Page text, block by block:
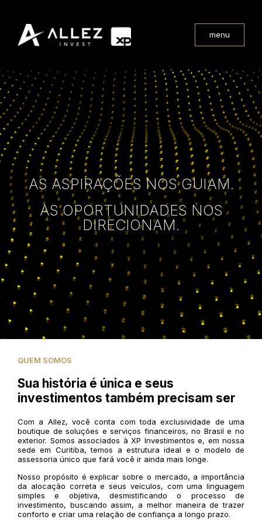
menu
AS ASPIRAÇÕES NOS GUIAM.
AS OPORTUNIDADES NOS
DIRECIONAM.
QUEM SOMOS
Sua história é única e seus
investimentos também precisam ser
Com a Allez, você conta com toda exclusividade de uma
boutique de soluções e serviços financeiros, no Brasil e no
exterior. Somos associados à XP Investimentos e, em nossa
sede em Curitiba, temos a estrutura ideal e o modelo de
assessoria único que fará você ir ainda mais longe.
Nosso propósito é explicar sobre o mercado, a importância
da alocação correta e seus veículos, com uma linguagem
simples e objetiva, desmistificando o processo de
investimento, buscando assim, a melhor maneira de trazer
conforto e criar uma relação de confiança a longo prazo.